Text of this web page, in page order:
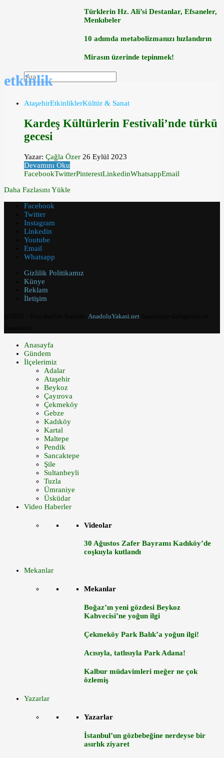
Türklerin Hz. Ali’si Destanlar, Efsaneler,
Menkıbeler
10 adımda metabolizmanızı hızlandırın
Mirasın üzerinde tepinmek!
etkinlik
AtaşehirEtkinliklerKültür & Sanat
Kardeş Kültürlerin Festivali’nde türkü
gecesi
Yazar: Çağla Özer 26 Eylül 2023
Devamını Oku
FacebookTwitterPinterestLinkedinWhatsappEmail
Daha Fazlasını Yükle
Facebook
Twitter
Instagram
Linkedin
Youtube
Email
Whatsapp
Gizlilik Politikamız
Künye
Reklam
İletişim
AnadoluYakasi.net
Anasayfa
Gündem
İlçelerimiz
Adalar
Ataşehir
Beykoz
Çayırova
Çekmeköy
Gebze
Kadıköy
Kartal
Maltepe
Pendik
Sancaktepe
Şile
Sultanbeyli
Tuzla
Ümraniye
Üsküdar
Video Haberler
Videolar
30 Ağustos Zafer Bayramı Kadıköy’de
coşkuyla kutlandı
Mekanlar
Mekanlar
Boğaz’ın yeni gözdesi Beykoz
Kahvecisi’ne yoğun ilgi
Çekmeköy Park Balık’a yoğun ilgi!
Acısıyla, tatlısıyla Park Adana!
Kalbur müdavimleri meğer ne çok
özlemiş
Yazarlar
Yazarlar
İstanbul’un gözbebeğine nerdeyse bir
asırlık ziyaret